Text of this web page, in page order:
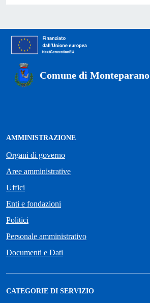
Comune di Monteparano
AMMINISTRAZIONE
Organi di governo
Aree amministrative
Uffici
Enti e fondazioni
Politici
Personale amministrativo
Documenti e Dati
CATEGORIE DI SERVIZIO